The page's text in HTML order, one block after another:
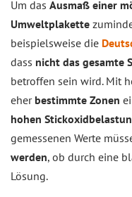
Um das Ausmaß einer
Umweltplakette
beispielsweise die
dass nicht das gesamte
betroffen sein wird. Mit
eher bestimmte Zonen
hohen
gemessenen Werte
werden, ob durch eine
Lösung.